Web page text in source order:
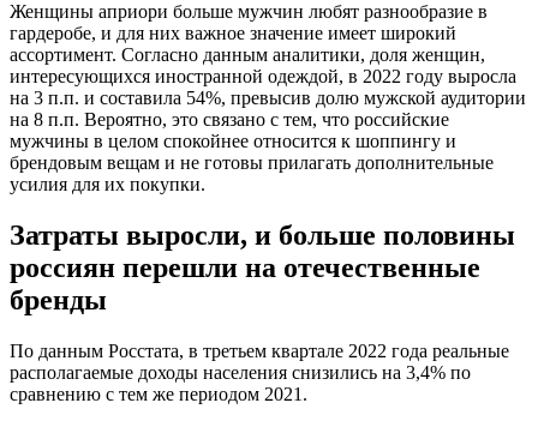
Женщины априори больше мужчин любят разнообразие в
гардеробе, и для них важное значение имеет широкий
ассортимент. Согласно данным аналитики, доля женщин,
интересующихся иностранной одеждой, в 2022 году выросла
на 3 п.п. и составила 54%, превысив долю мужской аудитории
на 8 п.п. Вероятно, это связано с тем, что российские
мужчины в целом спокойнее относится к шоппингу и
брендовым вещам и не готовы прилагать дополнительные
усилия для их покупки.
Затраты выросли, и больше половины
россиян перешли на отечественные
бренды
По данным Росстата, в третьем квартале 2022 года реальные
располагаемые доходы населения снизились на 3,4% по
сравнению с тем же периодом 2021.